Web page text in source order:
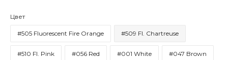
Цвет
#505 Fluorescent Fire Orange #509 Fl. Chartreuse
#510 Fl. Pink #056 Red #001 White #047 Brown